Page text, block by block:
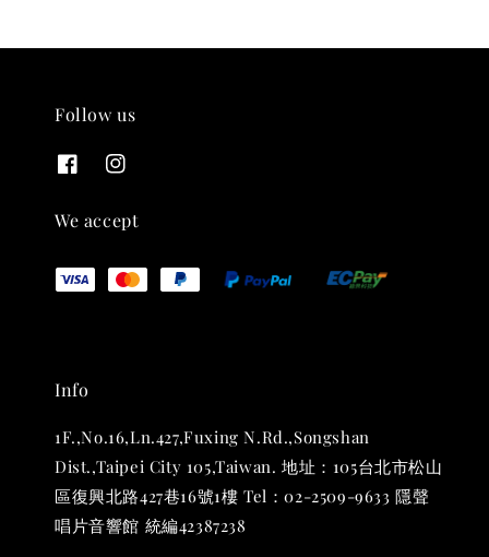
THT 九週年紀念 T-shirt
NT$ 880
加入購物車
Follow us
We accept
Info
1F.,No.16,Ln.427,Fuxing N.Rd.,Songshan
Dist.,Taipei City 105,Taiwan. 地址：105台北市松山
區復興北路427巷16號1樓 Tel：02-2509-9633 隱聲
唱片音響館 統編42387238